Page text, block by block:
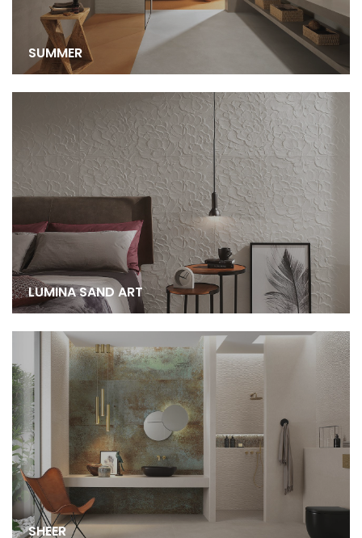
SUMMER
LUMINA SAND ART
SHEER